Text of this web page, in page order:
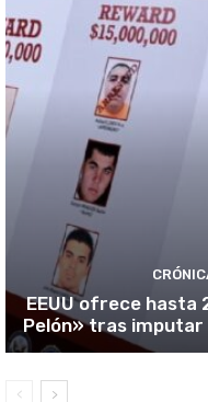
EEUU ofrece hasta
Pelón» tras imputar